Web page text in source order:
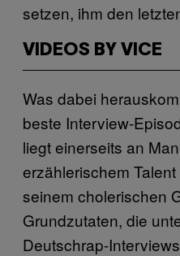
setzen, ihm den
VIDEOS BY VICE
Was dabei
beste Interview-
liegt einerseits an
erzählerischem
seinem cholerischen
Grundzutaten, die
Deutschrap-